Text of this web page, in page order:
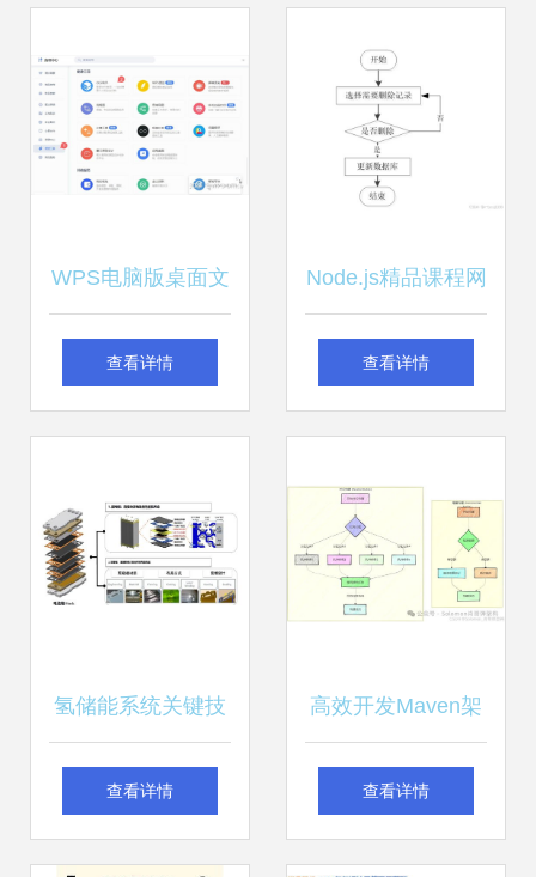
硬件技术开发迎来
新纪元
方向与广阔前景
WPS电脑版桌面文
件同步 一触即达的
查看详情
Node.js精品课程网
站的设计与实现 计
27724解析与技术
开发探讨
查看详情
氢储能系统关键技
术发展前景及其与
查看详情
高效开发Maven架
构设计图解 精通项
查看详情